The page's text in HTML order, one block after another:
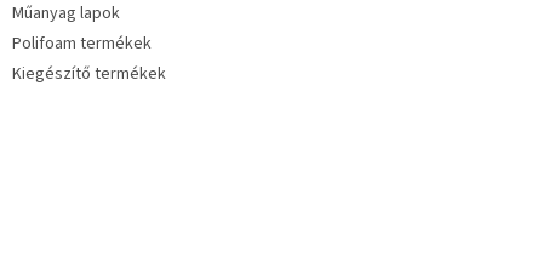
Műanyag lapok
Polifoam termékek
Kiegészítő termékek